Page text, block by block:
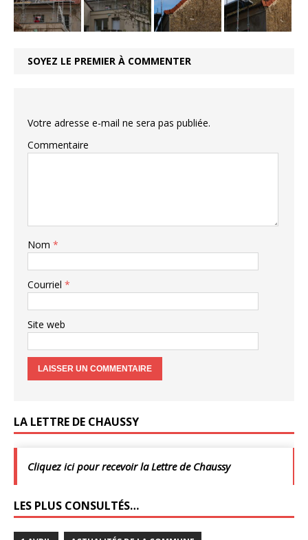
SOYEZ LE PREMIER À COMMENTER
Votre adresse e-mail ne sera pas publiée.
Commentaire
Nom *
Courriel *
Site web
LA LETTRE DE CHAUSSY
Cliquez ici pour recevoir la Lettre de Chaussy
LES PLUS CONSULTÉS…